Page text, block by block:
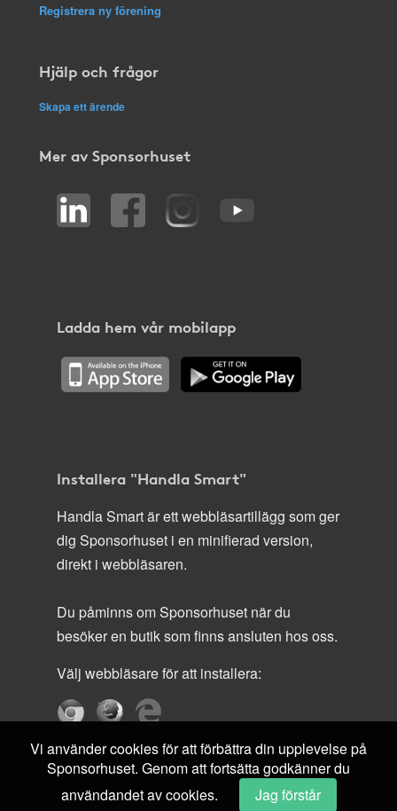
Registrera ny förening
Hjälp och frågor
Skapa ett ärende
Mer av Sponsorhuset
Ladda hem vår mobilapp
Installera "Handla Smart"
Handla Smart är ett webbläsartillägg som ger
dig Sponsorhuset i en minifierad version,
direkt i webbläsaren.
Du påminns om Sponsorhuset när du
besöker en butik som finns ansluten hos oss.
Välj webbläsare för att installera:
Vi använder cookies för att förbättra din upplevelse på
Sponsorhuset. Genom att fortsätta godkänner du
användandet av cookies.
Jag förstår